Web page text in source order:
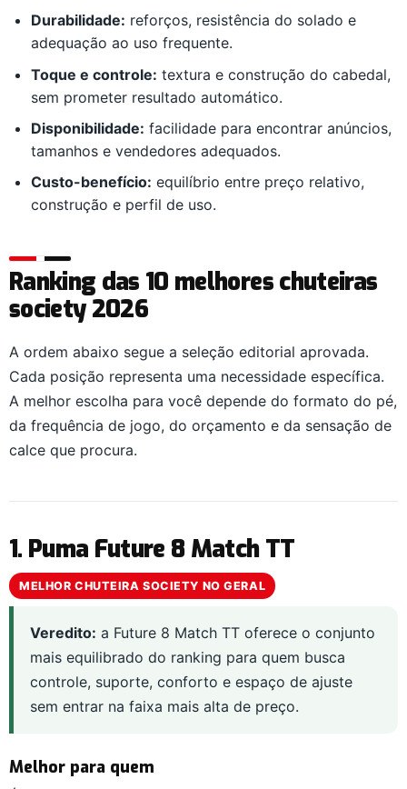
Durabilidade: reforços, resistência do solado e
adequação ao uso frequente.
Toque e controle: textura e construção do cabedal,
sem prometer resultado automático.
Disponibilidade: facilidade para encontrar anúncios,
tamanhos e vendedores adequados.
Custo-benefício: equilíbrio entre preço relativo,
construção e perfil de uso.
Ranking das 10 melhores chuteiras
society 2026
A ordem abaixo segue a seleção editorial aprovada.
Cada posição representa uma necessidade específica.
A melhor escolha para você depende do formato do pé,
da frequência de jogo, do orçamento e da sensação de
calce que procura.
1. Puma Future 8 Match TT
MELHOR CHUTEIRA SOCIETY NO GERAL
Veredito: a Future 8 Match TT oferece o conjunto
mais equilibrado do ranking para quem busca
controle, suporte, conforto e espaço de ajuste
sem entrar na faixa mais alta de preço.
Melhor para quem